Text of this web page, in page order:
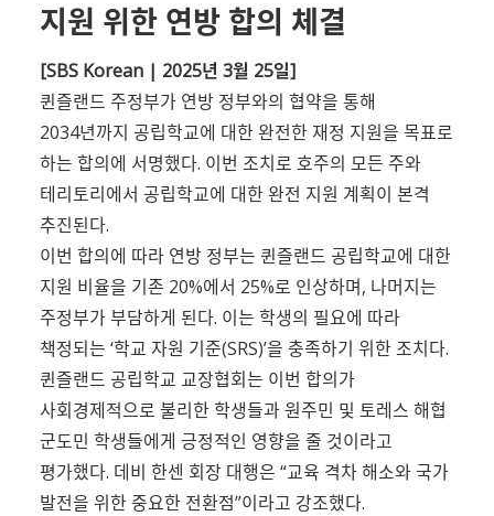
지원 위한 연방 합의 체결
[SBS Korean | 2025년 3월 25일]
퀸즐랜드 주정부가 연방 정부와의 협약을 통해
2034년까지 공립학교에 대한 완전한 재정 지원을 목표로
하는 합의에 서명했다. 이번 조치로 호주의 모든 주와
테리토리에서 공립학교에 대한 완전 지원 계획이 본격
추진된다.
이번 합의에 따라 연방 정부는 퀸즐랜드 공립학교에 대한
지원 비율을 기존 20%에서 25%로 인상하며, 나머지는
주정부가 부담하게 된다. 이는 학생의 필요에 따라
책정되는 ‘학교 자원 기준(SRS)’을 충족하기 위한 조치다.
퀸즐랜드 공립학교 교장협회는 이번 합의가
사회경제적으로 불리한 학생들과 원주민 및 토레스 해협
군도민 학생들에게 긍정적인 영향을 줄 것이라고
평가했다. 데비 한센 회장 대행은 “교육 격차 해소와 국가
발전을 위한 중요한 전환점”이라고 강조했다.